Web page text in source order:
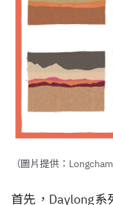
（圖片提供：
首先，Daylong系